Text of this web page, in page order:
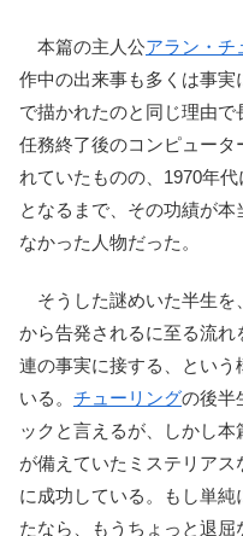
本篇の主人公アラン・チ
作中の出来事も多くは事実
で描かれたのと同じ理由で
任務終了後のコンピュータ
れていたものの、1970年代
となるまで、その功績が
なかった人物だった。
そうした謎めいた半生を
から告発されるに至る流
連の事実に接する、という
いる。 チューリングの後半
ックと言えるが、しかし
が備えていたミステリア
に成功している。もし単
たなら、もうちょっと退